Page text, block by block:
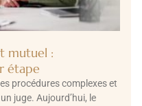
mutuel :
étape
procédures complexes et
juge. Aujourd’hui, le